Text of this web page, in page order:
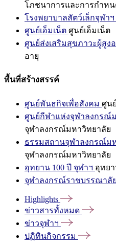
โภชนาการและการกำห
โรงพยาบาลสัตว์เล็กจุฬาฯ
ศูนย์เอ็มเน็ต ศูนย์เอ็มเน็ต
ศูนย์ส่งเสริมสุขภาวะผู้สูง
อายุ
พื้นที่สร้างสรรค์
ศูนย์พันธกิจเพื่อสังคม ศูน
ศูนย์กีฬาแห่งจุฬาลงกรณ์
จุฬาลงกรณ์มหาวิทยาลัย
ธรรมสถานจุฬาลงกรณ์ม
จุฬาลงกรณ์มหาวิทยาลัย
อุทยาน 100 ปี จุฬาฯ อุทยา
จุฬาลงกรณ์ราชบรรณาลัย
Highlights
ข่าวสารทั้งหมด
ข่าวจุฬาฯ
ปฏิทินกิจกรรม